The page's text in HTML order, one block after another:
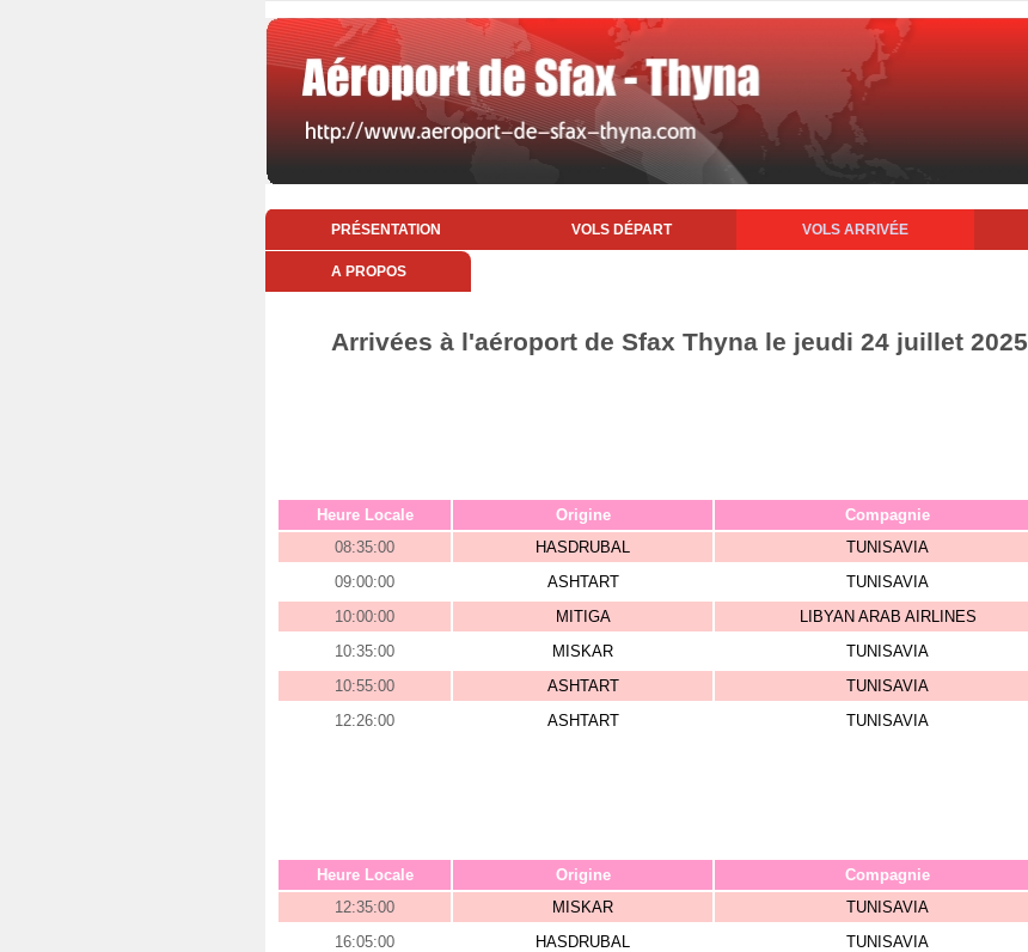
PRÉSENTATION VOLS DÉPART VOLS ARRIVÉE
A PROPOS
Arrivées à l'aéroport de Sfax Thyna le jeudi 24 juillet 2025
Heure Locale Origine Compagnie
08:35:00
HASDRUBAL TUNISAVIA
09:00:00
ASHTART TUNISAVIA
10:00:00
MITIGA LIBYAN ARAB AIRLINES
10:35:00
MISKAR TUNISAVIA
10:55:00
ASHTART TUNISAVIA
12:26:00
ASHTART TUNISAVIA
Heure Locale Origine Compagnie
12:35:00
MISKAR TUNISAVIA
16:05:00
HASDRUBAL TUNISAVIA